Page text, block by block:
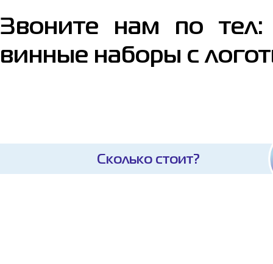
Звоните нам по тел:
винные наборы с
Сколько стоит?